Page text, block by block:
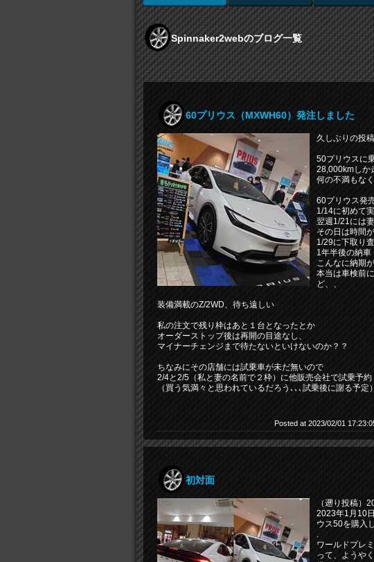
Spinnaker2webのブログ一覧
60プリウス（MXWH60）発注しました
久しぶりの投
50プリウスに
28,000kmしか
何の不満もな
60プリウス発
1/14に初めて
翌週1/21には
その日は時間
1/29に下取り
1年半後の納
こんなに納期
本当は車検前
ど、、
装備満載のZ/2WD、待ち遠しい
私の注文で残り枠はあと１台となったとか
オーダーストップ後は再開の目途なし、
マイナーチェンジまで待たないといけないのか？？
ちなみにその店舗には試乗車が未だ無いので
2/4と2/5（私と妻の名前で２枠）に他販売会社で試乗予約
（買う気満々と思われているだろう､､､試乗後に謝る予定）
Posted at 2023/02/01
初対面
（遡り投稿）
2023年1月10
ウス50を購入
.
ワールドプレ
って、ようや